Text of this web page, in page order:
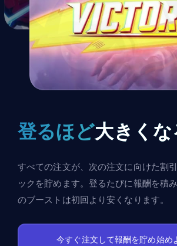
登るほど大きくな
すべての注文が、次の注文に向けた割
ックを貯めます。登るたびに報酬を積
のブーストは初回より安くなります。
今すぐ注文して報酬を貯め始め